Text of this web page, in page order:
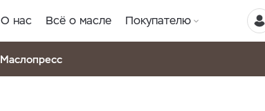
О нас Всё о масле Покупателю
Маслопресс